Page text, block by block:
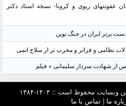
ریوی و کرونا- نسخه استاد دکتر
برتر ایران در جنگ نوین
نظامی و فراتر و مخرب تر از سلاح اتمی
پس از شهادت سردار سلیمانی + فیلم
محفوظ است :: ۱۴۰۳-۱۳۸۴
ما |تماس با ما